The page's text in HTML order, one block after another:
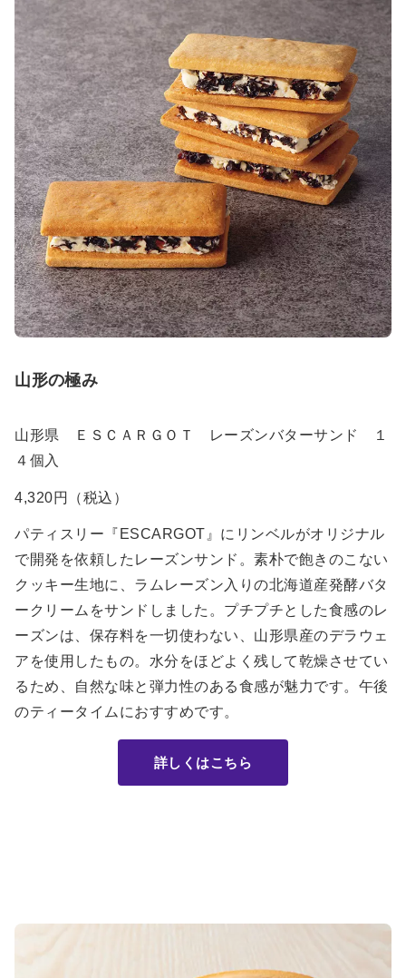
山形の極み
山形県 ＥＳＣＡＲＧＯＴ レーズンバターサンド １
４個入
4,320円（税込）
パティスリー『ESCARGOT』にリンベルがオリジナル
で開発を依頼したレーズンサンド。素朴で飽きのこない
クッキー生地に、ラムレーズン入りの北海道産発酵バタ
ークリームをサンドしました。プチプチとした食感のレ
ーズンは、保存料を一切使わない、山形県産のデラウェ
アを使用したもの。水分をほどよく残して乾燥させてい
るため、自然な味と弾力性のある食感が魅力です。午後
のティータイムにおすすめです。
詳しくはこちら